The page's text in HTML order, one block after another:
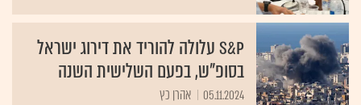
S&P עלולה להוריד את דירוג ישראל
בסופ"ש, בפעם השלישית השנה
05.11.2024 אהרן כץ